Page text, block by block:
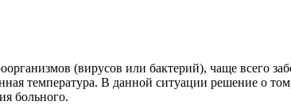
(вирусов или бактерий), чаще всего
температура. В данной ситуации решение о
больного.